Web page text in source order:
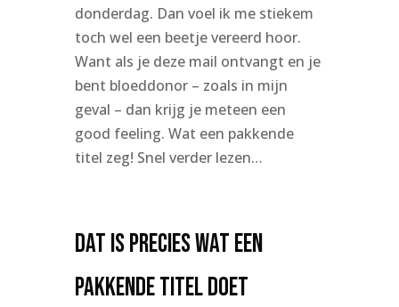
donderdag. Dan voel ik me stiekem
toch wel een beetje vereerd hoor.
Want als je deze mail ontvangt en je
bent bloeddonor – zoals in mijn
geval – dan krijg je meteen een
good feeling. Wat een pakkende
titel zeg! Snel verder lezen…
Dat is precies wat een
pakkende titel doet